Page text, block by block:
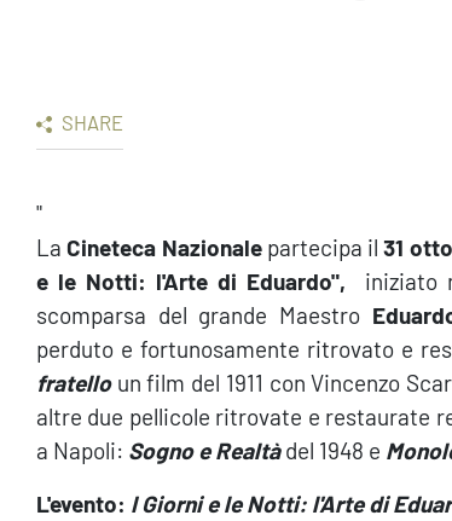
SHARE
"
LaCineteca Nazionalepartecipa il31
e le Notti: l'Arte di Eduardo",
iniziato
scomparsa del grande Maestro
perduto e fortunosamente ritrovato e
fratello un film del 1911 con Vincenzo
altre due pellicole ritrovate e restaurate
a Napoli: Sogno e Realtà del 1948 e
L'evento: I Giorni e le Notti: l'Arte di